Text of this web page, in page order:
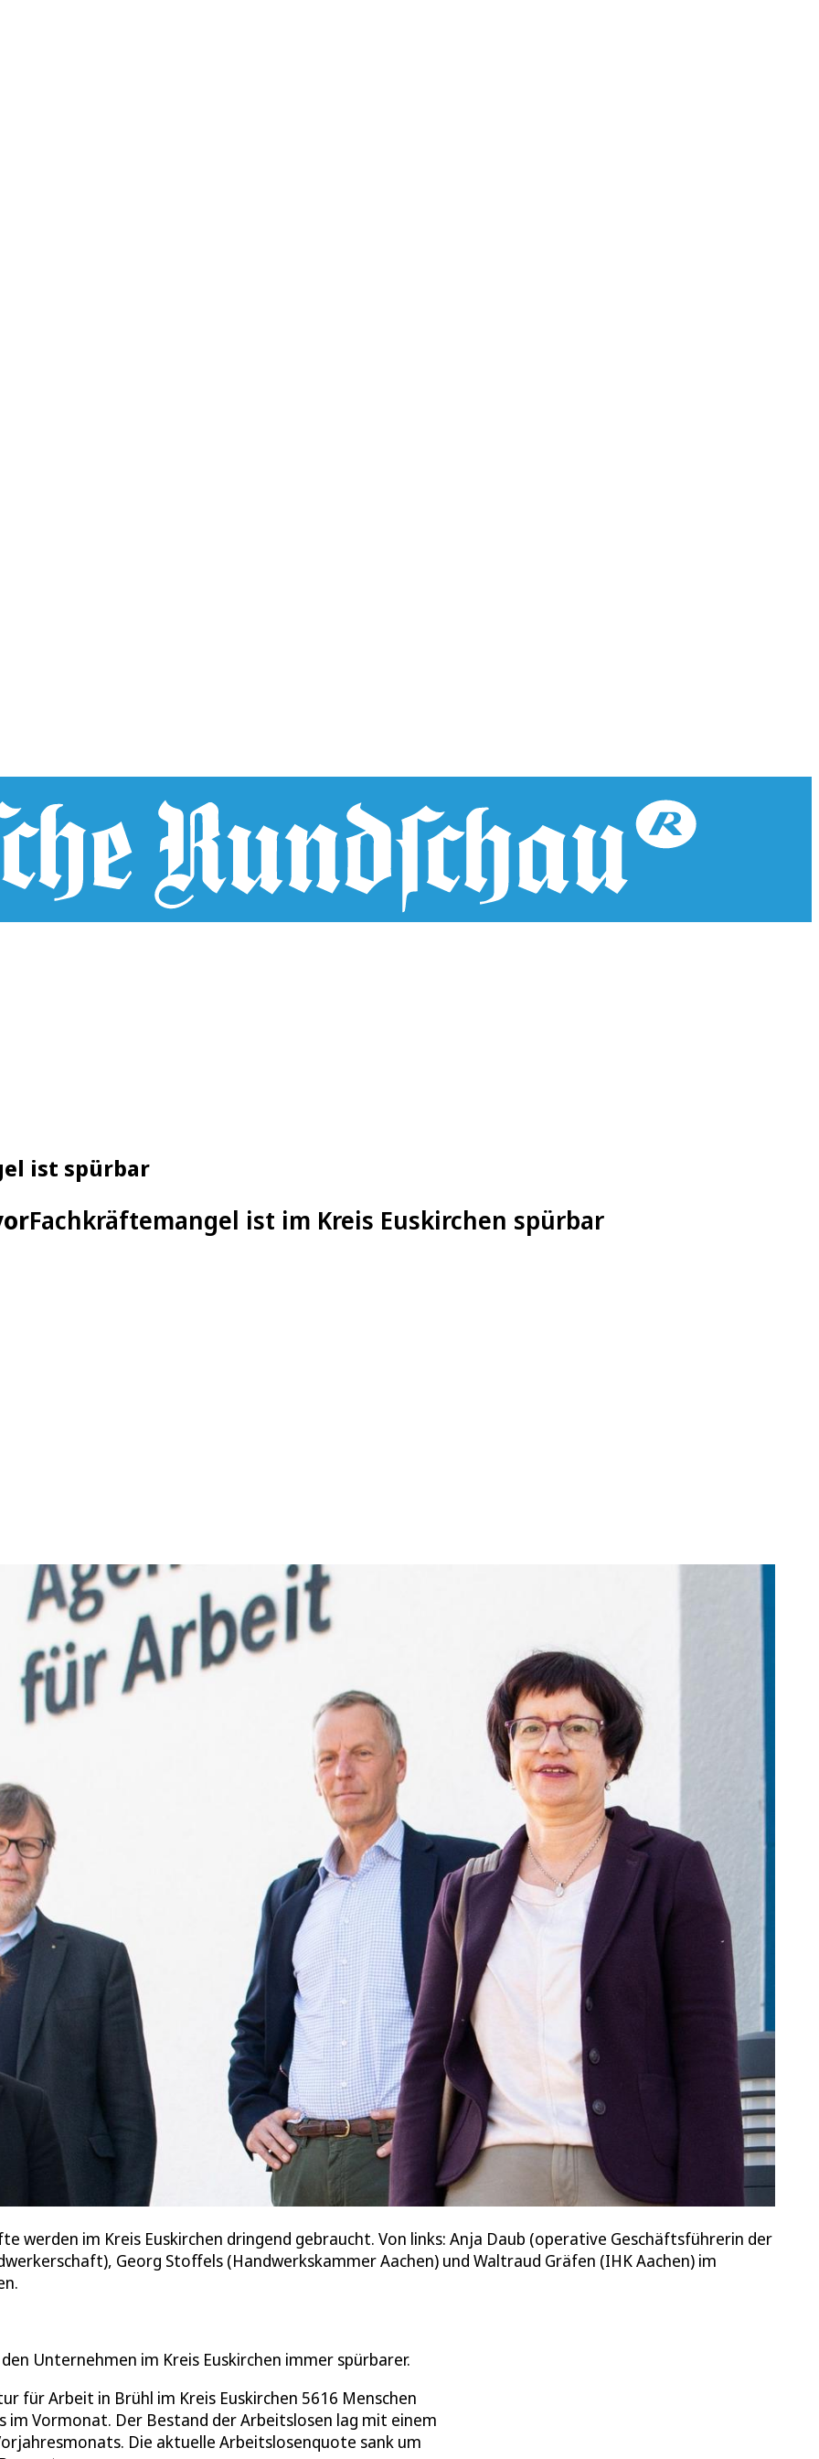
ist spürbar
Fachkräftemangel ist im Kreis Euskirchen spürbar
werden im Kreis Euskirchen dringend gebraucht. Von links: Anja Daub (operative Geschäftsführerin der
Georg Stoffels (Handwerkskammer Aachen) und Waltraud Gräfen (IHK Aachen) im
Unternehmen im Kreis Euskirchen immer spürbarer.
für Arbeit in Brühl im Kreis Euskirchen 5616 Menschen
im Vormonat. Der Bestand der Arbeitslosen lag mit einem
Die aktuelle Arbeitslosenquote sank um